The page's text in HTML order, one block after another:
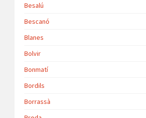
Besalú
Bescanó
Blanes
Bolvir
Bonmatí
Bordils
Borrassà